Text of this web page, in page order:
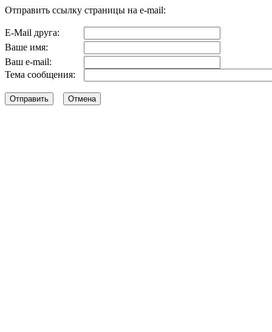
Отправить ссылку страницы на e-mail:
E-Mail друга:
Ваше имя:
Ваш e-mail:
Тема сообщения: